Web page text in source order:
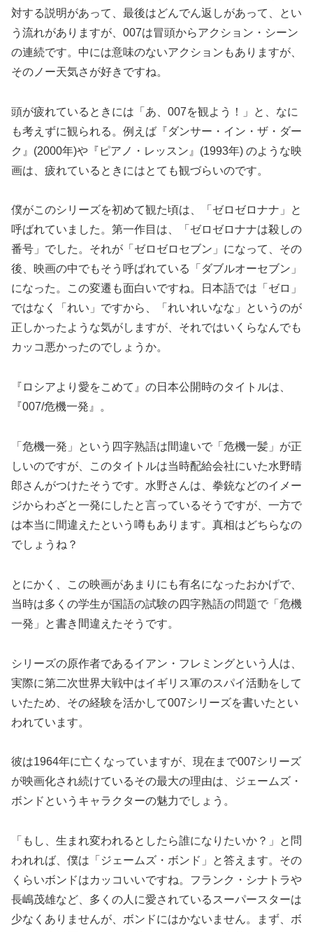
対する説明があって、最後はどんでん返しがあって、とい
う流れがありますが、007は冒頭からアクション・シーン
の連続です。中には意味のないアクションもありますが、
そのノー天気さが好きですね。
頭が疲れているときには「あ、007を観よう！」と、なに
も考えずに観られる。例えば『ダンサー・イン・ザ・ダー
ク』(2000年)や『ピアノ・レッスン』(1993年) のような映
画は、疲れているときにはとても観づらいのです。
僕がこのシリーズを初めて観た頃は、「ゼロゼロナナ」と
呼ばれていました。第一作目は、「ゼロゼロナナは殺しの
番号」でした。それが「ゼロゼロセブン」になって、その
後、映画の中でもそう呼ばれている「ダブルオーセブン」
になった。この変遷も面白いですね。日本語では「ゼロ」
ではなく「れい」ですから、「れいれいなな」というのが
正しかったような気がしますが、それではいくらなんでも
カッコ悪かったのでしょうか。
『ロシアより愛をこめて』の日本公開時のタイトルは、
『007/危機一発』。
「危機一発」という四字熟語は間違いで「危機一髪」が正
しいのですが、このタイトルは当時配給会社にいた水野晴
郎さんがつけたそうです。水野さんは、拳銃などのイメー
ジからわざと一発にしたと言っているそうですが、一方で
は本当に間違えたという噂もあります。真相はどちらなの
でしょうね？
とにかく、この映画があまりにも有名になったおかげで、
当時は多くの学生が国語の試験の四字熟語の問題で「危機
一発」と書き間違えたそうです。
シリーズの原作者であるイアン・フレミングという人は、
実際に第二次世界大戦中はイギリス軍のスパイ活動をして
いたため、その経験を活かして007シリーズを書いたとい
われています。
彼は1964年に亡くなっていますが、現在まで007シリーズ
が映画化され続けているその最大の理由は、ジェームズ・
ボンドというキャラクターの魅力でしょう。
「もし、生まれ変われるとしたら誰になりたいか？」と問
われれば、僕は「ジェームズ・ボンド」と答えます。その
くらいボンドはカッコいいですね。フランク・シナトラや
長嶋茂雄など、多くの人に愛されているスーパースターは
少なくありませんが、ボンドにはかないません。まず、ボ